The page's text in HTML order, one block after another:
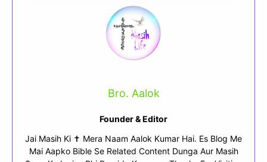
Bro. Aalok
Founder & Editor
Jai Masih Ki ✝ Mera Naam Aalok Kumar Hai. Es Blog Me
Mai Aapko Bible Se Related Content Dunga Aur Masih